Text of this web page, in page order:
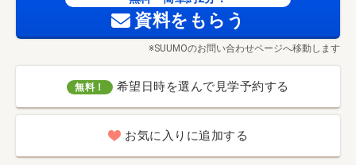
資料をもらう
※SUUMOのお問い合わせページへ移動します
無料！ 希望日時を選んで見学予約する
お気に入りに追加する